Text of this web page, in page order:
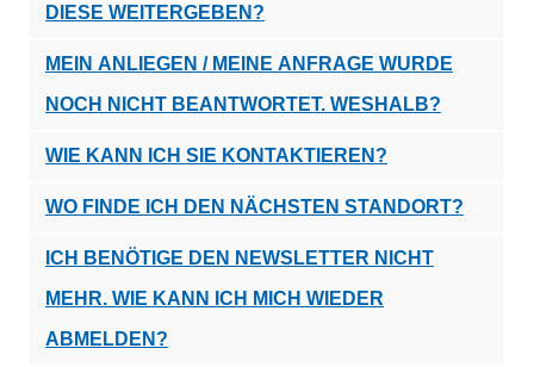
DIESE WEITERGEBEN?
MEIN ANLIEGEN / MEINE ANFRAGE WURDE
NOCH NICHT BEANTWORTET. WESHALB?
WIE KANN ICH SIE KONTAKTIEREN?
WO FINDE ICH DEN NÄCHSTEN STANDORT?
ICH BENÖTIGE DEN NEWSLETTER NICHT
MEHR. WIE KANN ICH MICH WIEDER
ABMELDEN?